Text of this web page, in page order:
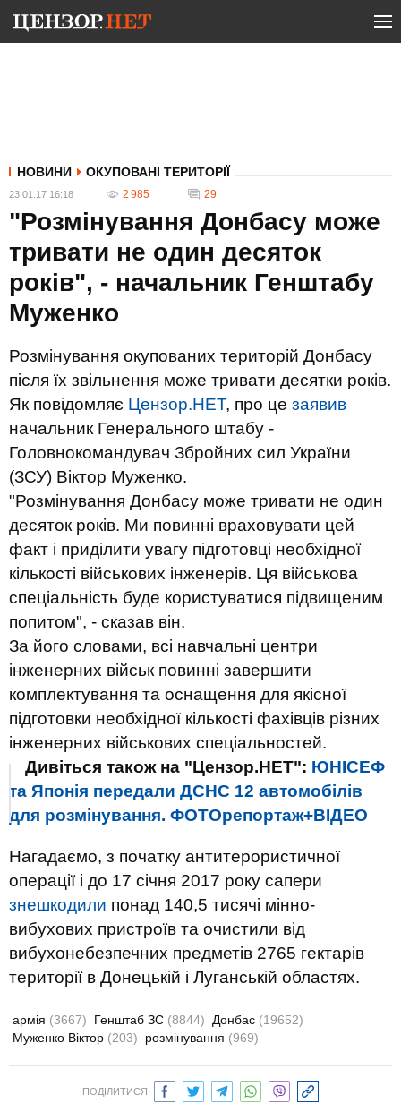
НОВИНИ ОКУПОВАНІ ТЕРИТОРІЇ
23.01.17 16:18 2 985 29
"Розмінування Донбасу може
тривати не один десяток
років", - начальник Генштабу
Муженко
Розмінування окупованих територій Донбасу
після їх звільнення може тривати десятки років.
Як повідомляє Цензор.НЕТ, про це заявив
начальник Генерального штабу -
Головнокомандувач Збройних сил України
(ЗСУ) Віктор Муженко.
"Розмінування Донбасу може тривати не один
десяток років. Ми повинні враховувати цей
факт і приділити увагу підготовці необхідної
кількості військових інженерів. Ця військова
спеціальність буде користуватися підвищеним
попитом", - сказав він.
За його словами, всі навчальні центри
інженерних військ повинні завершити
комплектування та оснащення для якісної
підготовки необхідної кількості фахівців різних
інженерних військових спеціальностей.
Дивіться також на "Цензор.НЕТ": ЮНІСЕФ
та Японія передали ДСНС 12 автомобілів
для розмінування. ФОТОрепортаж+ВІДЕО
Нагадаємо, з початку антитерористичної
операції і до 17 січня 2017 року сапери
знешкодили понад 140,5 тисячі мінно-
вибухових пристроїв та очистили від
вибухонебезпечних предметів 2765 гектарів
території в Донецькій і Луганській областях.
армія (3667) Генштаб ЗС (8844) Донбас (19652)
Муженко Віктор (203) розмінування (969)
ПОДІЛИТИСЯ: